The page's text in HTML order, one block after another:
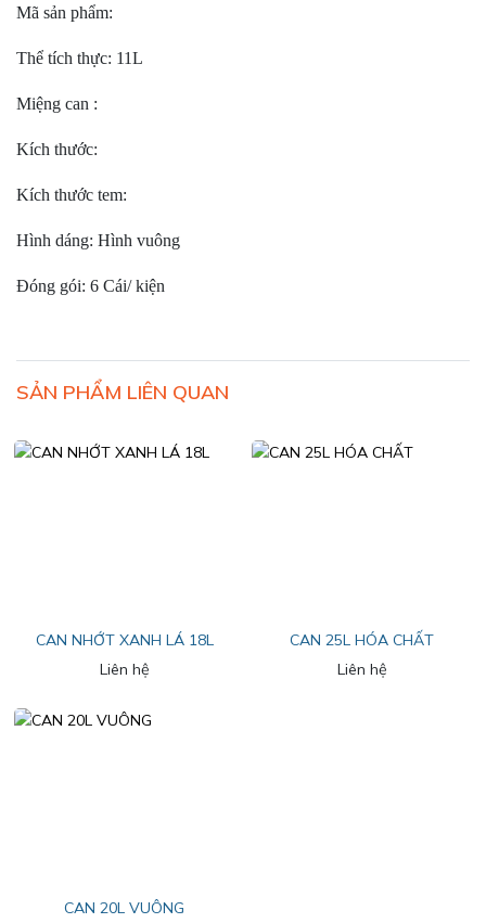
Mã sản phẩm:
Thể tích thực: 11L
Miệng can :
Kích thước:
Kích thước tem:
Hình dáng: Hình vuông
Đóng gói: 6 Cái/ kiện
SẢN PHẨM LIÊN QUAN
CAN NHỚT XANH LÁ 18L
Liên hệ
CAN 25L HÓA CHẤT
Liên hệ
CAN 20L VUÔNG